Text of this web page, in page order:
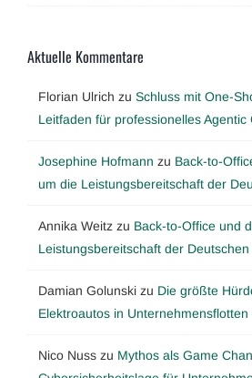
Aktuelle Kommentare
Florian Ulrich zu Schluss mit One-
Leitfaden für professionelles Agentic
Josephine Hofmann zu Back-to-
um die Leistungsbereitschaft der
Annika Weitz zu Back-to-Office und
Leistungsbereitschaft der Deutschen
Damian Golunski zu Die größte
Elektroautos in
Nico Nuss zu Mythos als Game